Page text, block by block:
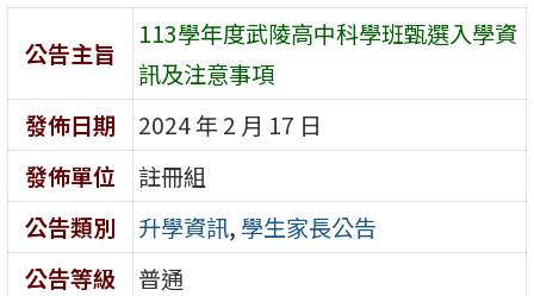
公告主旨
113學年度武陵高中科學班甄選入學資
訊及注意事項
發佈日期
2024 年 2 月 17 日
發佈單位
註冊組
公告類別
升學資訊, 學生家長公告
公告等級
普通